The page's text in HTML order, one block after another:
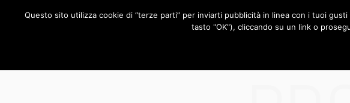
RUBRICHE DESIGN
Questo sito utilizza cookie di “terze parti” per inviarti pubblicità in linea con i tuoi
tasto "OK"), cliccando su un link o